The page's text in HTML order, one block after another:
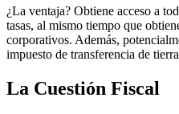
¿La ventaja? Obtiene acceso a
tasas, al mismo tiempo que
corporativos. Además,
impuesto de transferencia de
La Cuestión Fiscal